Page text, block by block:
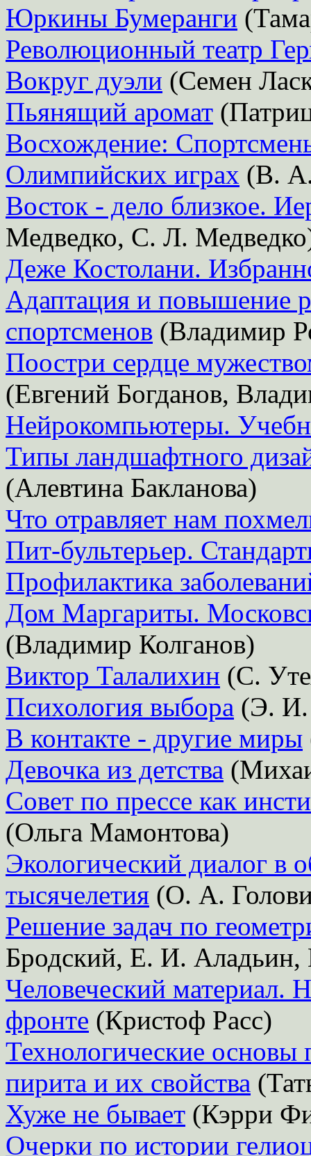
Юркины Бумеранги
Революционный театр
Вокруг дуэли (Семен
Пьянящий аромат
Восхождение:
Олимпийских играх (В.
Восток - дело близкое.
Медведко, С. Л.
Деже Костолани.
Адаптация и повышение
спортсменов (Владимир
Поостри сердце
(Евгений Богданов,
Нейрокомпьютеры.
Типы ландшафтного
(Алевтина Бакланова)
Что отравляет нам
Пит-бультерьер.
Профилактика
Дом Маргариты.
(Владимир Колганов)
Виктор Талалихин (С.
Психология выбора (Э. И.
В контакте - другие миры
Девочка из детства
Совет по прессе как
(Ольга Мамонтова)
Экологический диалог в
тысячелетия (О. А.
Решение задач по
Бродский, Е. И.
Человеческий материал.
фронте (Кристоф Расс)
Технологические основы
пирита и их свойства
Хуже не бывает (Кэрри
Очерки по истории